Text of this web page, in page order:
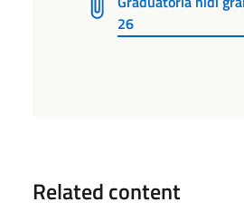
26
Related content